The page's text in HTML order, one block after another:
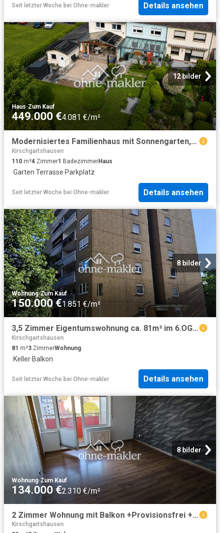
Seit letzter Woche bei Ohne-makler Details ansehen
12 bilder
Haus·Zum Kauf
449.000 €4.081 €/m²
Modernisiertes Familienhaus mit Sonnengarten, Garage & Ausbaureserve
Kirschgartshausen
110 m²4 Zimmer1 BadezimmerHaus
·Garten·Terrasse·Parkplatz
Seit letzter Woche bei Ohne-makler Details ansehen
8 bilder
Wohnung·Zum Kauf
150.000 €1.851 €/m²
3,5 Zimmer Eigentumswohnung ca. 81m² im 6.OG Erbbaurecht
Kirschgartshausen
81 m²3 ZimmerWohnung
·Keller·Balkon
Seit letzter Woche bei Ohne-makler Details ansehen
8 bilder
Wohnung·Zum Kauf
134.000 €2.310 €/m²
2 Zimmer Wohnung mit Balkon +Provisionsfrei +leerstehend
Kirschgartshausen